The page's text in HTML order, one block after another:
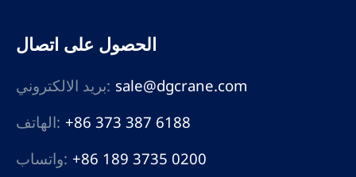
الحصول على اتصال
بريد الالكتروني: sale@dgcrane.com
الهاتف: +86 373 387 6188
واتساب: +86 189 3735 0200